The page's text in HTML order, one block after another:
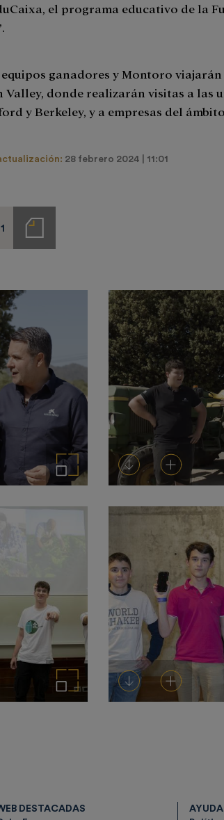
el programa educativo de la
equipos ganadores y Montoro
Valley, donde realizarán visitas a las
y Berkeley, y a empresas del
28 febrero 2024 | 11:01
1
Notas
de
Ampliar imagen DescargarAñadir al carrito
Ampliar imagen DescargarAñadir al carrito
DESTACADAS